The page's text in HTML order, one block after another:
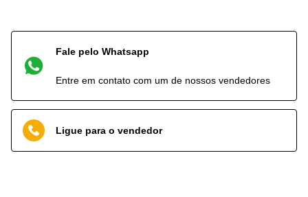
Fale pelo Whatsapp
Entre em contato com um de nossos vendedores
Ligue para o vendedor